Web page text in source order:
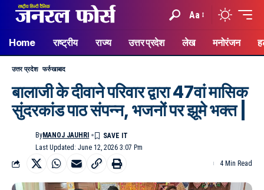
Aa
Home राष्ट्रीय राज्य उत्तर प्रदेश लेख मनोरंजन
उत्तर प्रदेश फर्रुखाबाद
बालाजी के दीवाने परिवार द्वारा 47वां मासिक
सुंदरकांड पाठ संपन्न, भजनों पर झूमे भक्त |
Last Updated: June 12, 2026 3:07 Pm
ByMANOJ JAUHRI
4 Min Read